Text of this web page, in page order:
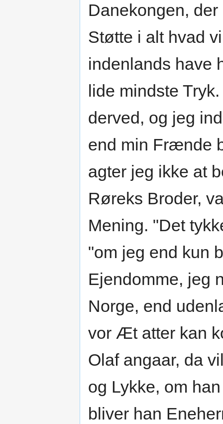
Danekongen,
Støtte i alt hvad
indenlands have
lide mindste
derved, og jeg
end min Frænde
agter jeg ikke at
Røreks Broder,
Mening. "Det
"om jeg end kun
Ejendomme, jeg
Norge, end
vor Æt atter kan
Olaf angaar, da
og Lykke, om
bliver han